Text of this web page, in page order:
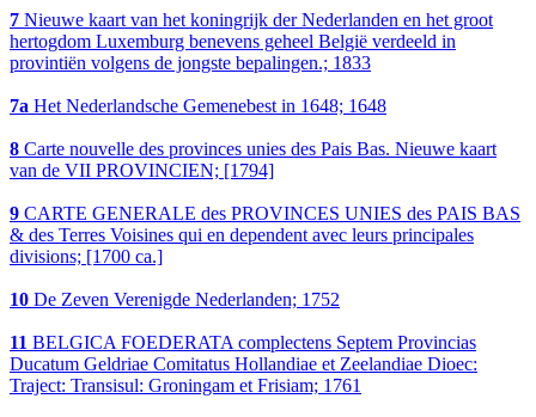
7 Nieuwe kaart van het koningrijk der Nederlanden en het groot
hertogdom Luxemburg benevens geheel België verdeeld in
provintiën volgens de jongste bepalingen.; 1833
7a Het Nederlandsche Gemenebest in 1648; 1648
8 Carte nouvelle des provinces unies des Pais Bas. Nieuwe kaart
van de VII PROVINCIEN; [1794]
9 CARTE GENERALE des PROVINCES UNIES des PAIS BAS
& des Terres Voisines qui en dependent avec leurs principales
divisions; [1700 ca.]
10 De Zeven Verenigde Nederlanden; 1752
11 BELGICA FOEDERATA complectens Septem Provincias
Ducatum Geldriae Comitatus Hollandiae et Zeelandiae Dioec:
Traject: Transisul: Groningam et Frisiam; 1761